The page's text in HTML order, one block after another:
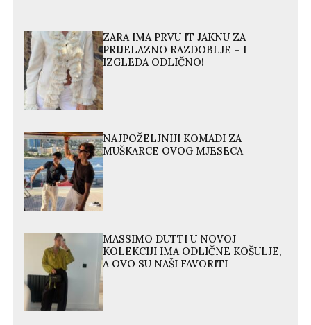
ZARA IMA PRVU IT JAKNU ZA
PRIJELAZNO RAZDOBLJE – I
IZGLEDA ODLIČNO!
NAJPOŽELJNIJI KOMADI ZA
MUŠKARCE OVOG MJESECA
MASSIMO DUTTI U NOVOJ
KOLEKCIJI IMA ODLIČNE KOŠULJE,
A OVO SU NAŠI FAVORITI